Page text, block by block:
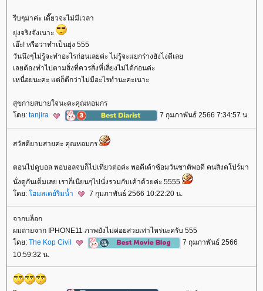
รีบๆมาค่ะ เดี๊ยวจะไม่มีเวลา
ุ่งจริงจังเนาะ
เอ๊ะ! หรือว่าทำเป็นยุ่ง 555
วันนึงๆไม่รู้จะทำอะไรก่อนเลยค่ะ ไม่รู้จะแยกร่างยังไงดีเล
เลยต้องทำไปตามสิ่งที่ควรสิ่งที่เลี่ยงไม่ได้ก่อนค่ะ
เหนื่อยนะคะ แต่ก็ดีกว่าไม่มีอะไรทำนะคะเนาะ
สุขกายสบายใจนะคะคุณหอมกร
ดย: tanjira 7 กุมภาพันธ์ 2566 7:34:57 น.
สวัสดียามสายค่ะ คุณหอมกร
ตอนไปดูบอล พอบอลจบก็ไปเที่ยวต่อค่ะ พอดีเค้าซ้อมวันชาติพอดี คนสิงคโปร์มา
นั่งดูกันเต็มเลย เราก็เนียนๆไปนั่งรวมกับเค้าด้วยค่ะ 5555
ดย: ฮมสเตย์ริมน้ำ 7 กุมภาพันธ์ 2566 10:22:20 น.
จากบล็อก
ผมถ่ายจาก IPHONE11 ภาพยังไม่ค่อยสวยเท่าไหร่นะครับ 555
ดย: The Kop Civil
7 กุมภาพันธ์ 2566
10:59:32 น.